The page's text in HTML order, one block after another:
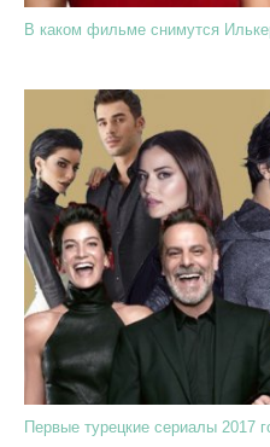
В каком фильме снимутся
Первые турецкие сериалы 2017